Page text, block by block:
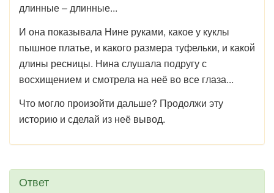
длинные – длинные...
И она показывала Нине руками, какое у куклы
пышное платье, и какого размера туфельки, и какой
длины ресницы. Нина слушала подругу с
восхищением и смотрела на неё во все глаза...
Что могло произойти дальше? Продолжи эту
историю и сделай из неё вывод.
Ответ